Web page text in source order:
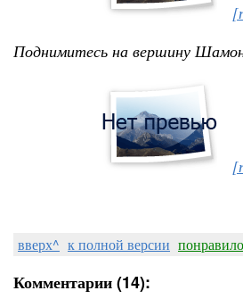
Поднимитесь на вершину
вверх^ к полной версии
Комментарии (14):